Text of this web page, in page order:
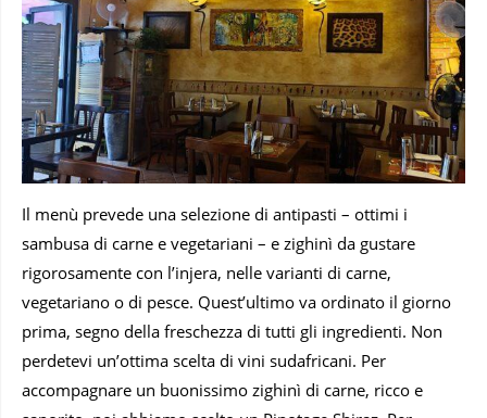
Il menù prevede una selezione di antipasti – ottimi i
sambusa di carne e vegetariani – e zighinì da gustare
rigorosamente con l’injera, nelle varianti di carne,
vegetariano o di pesce. Quest’ultimo va ordinato il giorno
prima, segno della freschezza di tutti gli ingredienti. Non
perdetevi un’ottima scelta di vini sudafricani. Per
accompagnare un buonissimo zighinì di carne, ricco e